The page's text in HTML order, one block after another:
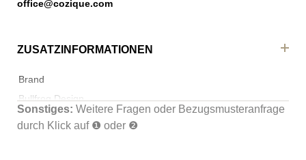
office@cozique.com
ZUSATZINFORMATIONEN
Brand
Bullfrog Design
Sonstiges: Weitere Fragen oder Bezugsmusteranfrage
durch Klick auf ❶ oder ❷